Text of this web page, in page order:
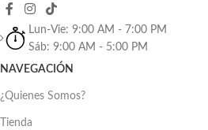
Lun-Vie: 9:00 AM - 7:00 PM
Sáb: 9:00 AM - 5:00 PM
NAVEGACIÓN
¿Quienes Somos?
Tienda